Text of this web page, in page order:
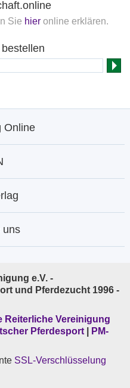
Sie hier online erklären.
Online
uns
e.V. -
und Pferdezucht 1996 -
Reiterliche Vereinigung
Pferdesport
PM-
SSL-Verschlüsselung